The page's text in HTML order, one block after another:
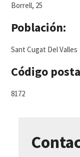
Borrell, 25
Población:
Sant Cugat Del Valles
Código
8172